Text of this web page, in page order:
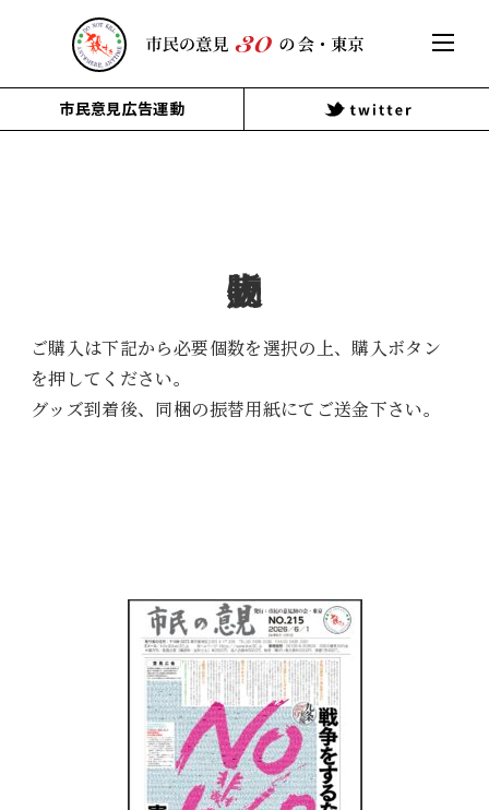
市民意見広告運動
ご購入は下記から必要個数を選択の上、購入ボタン
を押してください。
グッズ到着後、同梱の振替用紙にてご送金下さい。